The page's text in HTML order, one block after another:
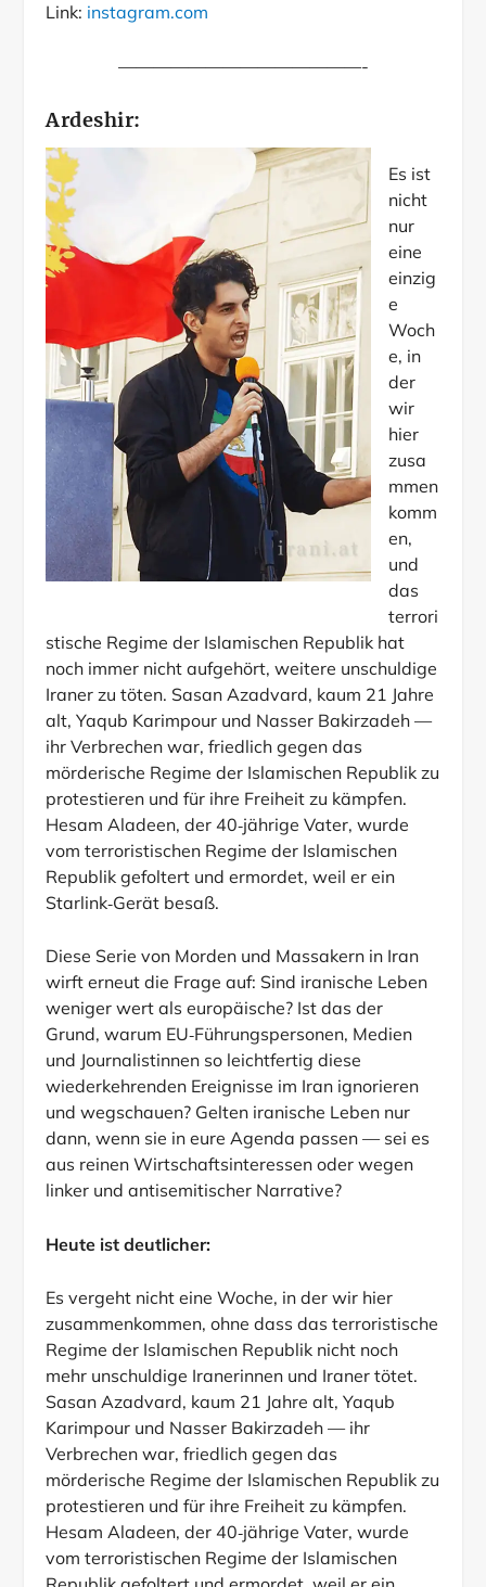
Link: instagram.com
——————————————-
Ardeshir:
Es ist
nicht
nur
eine
einzig
e
Woch
e, in
der
wir
hier
zusa
mmen
komm
en,
und
das
terrori
stische Regime der Islamischen Republik hat
noch immer nicht aufgehört, weitere unschuldige
Iraner zu töten. Sasan Azadvard, kaum 21 Jahre
alt, Yaqub Karimpour und Nasser Bakirzadeh —
ihr Verbrechen war, friedlich gegen das
mörderische Regime der Islamischen Republik zu
protestieren und für ihre Freiheit zu kämpfen.
Hesam Aladeen, der 40‑jährige Vater, wurde
vom terroristischen Regime der Islamischen
Republik gefoltert und ermordet, weil er ein
Starlink‑Gerät besaß.
Diese Serie von Morden und Massakern in Iran
wirft erneut die Frage auf: Sind iranische Leben
weniger wert als europäische? Ist das der
Grund, warum EU‑Führungspersonen, Medien
und Journalistinnen so leichtfertig diese
wiederkehrenden Ereignisse im Iran ignorieren
und wegschauen? Gelten iranische Leben nur
dann, wenn sie in eure Agenda passen — sei es
aus reinen Wirtschaftsinteressen oder wegen
linker und antisemitischer Narrative?
Heute ist deutlicher:
Es vergeht nicht eine Woche, in der wir hier
zusammenkommen, ohne dass das terroristische
Regime der Islamischen Republik nicht noch
mehr unschuldige Iranerinnen und Iraner tötet.
Sasan Azadvard, kaum 21 Jahre alt, Yaqub
Karimpour und Nasser Bakirzadeh — ihr
Verbrechen war, friedlich gegen das
mörderische Regime der Islamischen Republik zu
protestieren und für ihre Freiheit zu kämpfen.
Hesam Aladeen, der 40‑jährige Vater, wurde
vom terroristischen Regime der Islamischen